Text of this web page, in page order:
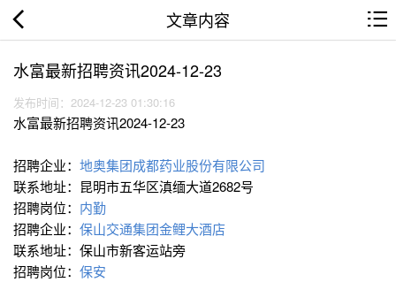
文章内容
水富最新招聘资讯2024-12-23
发布时间：2024-12-23 01:30:16
水富最新招聘资讯2024-12-23
招聘企业： 地奥集团成都药业股份有限公司
联系地址：昆明市五华区滇缅大道2682号
招聘岗位： 内勤
招聘企业： 保山交通集团金鲤大酒店
联系地址：保山市新客运站旁
招聘岗位： 保安